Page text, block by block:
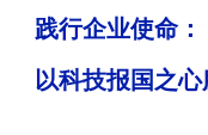
践行企业使命：
以科技报国之